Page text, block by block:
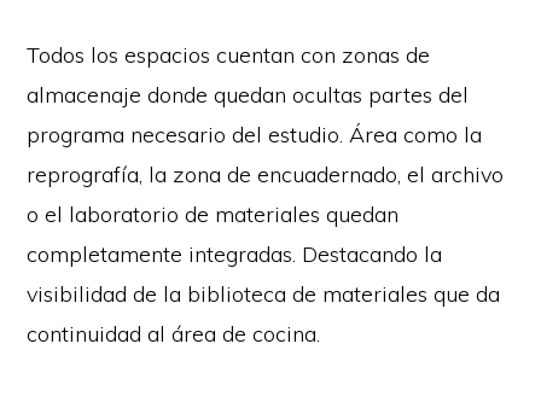
Todos los espacios cuentan con zonas de
almacenaje donde quedan ocultas partes del
programa necesario del estudio. Área como la
reprografía, la zona de encuadernado, el archivo
o el laboratorio de materiales quedan
completamente integradas. Destacando la
visibilidad de la biblioteca de materiales que da
continuidad al área de cocina.